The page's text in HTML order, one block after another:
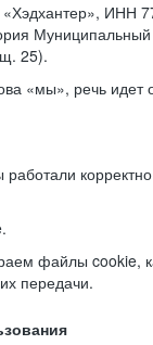
ИНН
Муниципальный
25).
«мы», речь
файлы cookie,
передачи.